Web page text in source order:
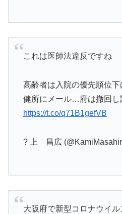
これは医師法違反ですね
高齢者は入院の優先順位
健所にメール…府は撤回し
https://t.co/q71B1gefVB
? 上 昌広
大阪府で新型コロナウイ